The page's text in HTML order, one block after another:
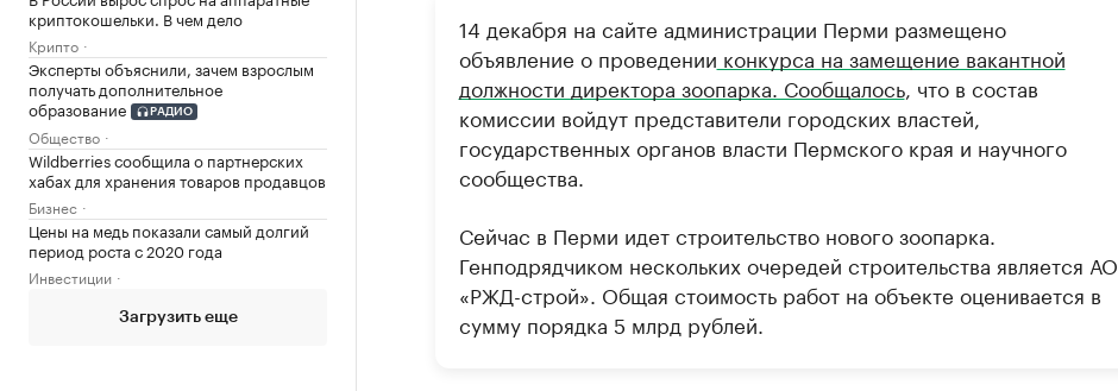
криптокошельки. В чем дело
Крипто
Эксперты объяснили, зачем взрослым
получать дополнительное
образование
РАДИО
Общество
Wildberries сообщила о партнерских
хабах для хранения товаров продавцов
Бизнес
Цены на медь показали самый долгий
период роста с 2020 года
Инвестиции
Загрузить еще
14 декабря на сайте администрации Перми размещено
объявление о проведении конкурса на замещение вакантной
должности директора зоопарка. Сообщалось, что в состав
комиссии войдут представители городских властей,
государственных органов власти Пермского края и научного
сообщества.
Сейчас в Перми идет строительство нового зоопарка.
Генподрядчиком нескольких очередей строительства является АО
«РЖД-строй». Общая стоимость работ на объекте оценивается в
сумму порядка 5 млрд рублей.